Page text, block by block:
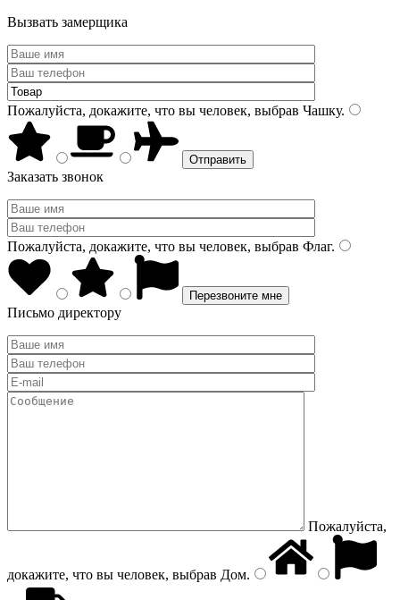
Вызвать замерщика
Пожалуйста, докажите, что вы человек, выбрав Чашку.
Заказать звонок
Пожалуйста, докажите, что вы человек, выбрав Флаг.
Письмо директору
Пожалуйста,
докажите, что вы человек, выбрав Дом.